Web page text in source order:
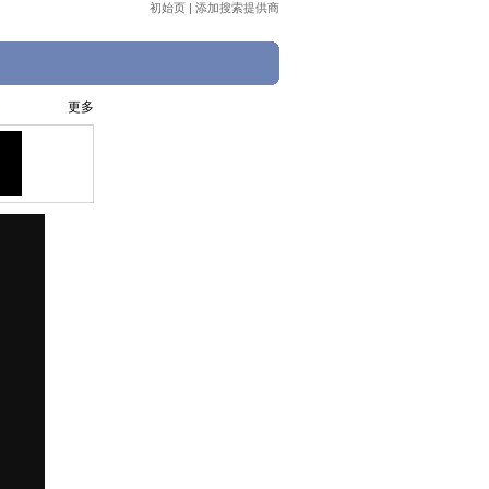
初始页 | 添加搜索提供商
更多